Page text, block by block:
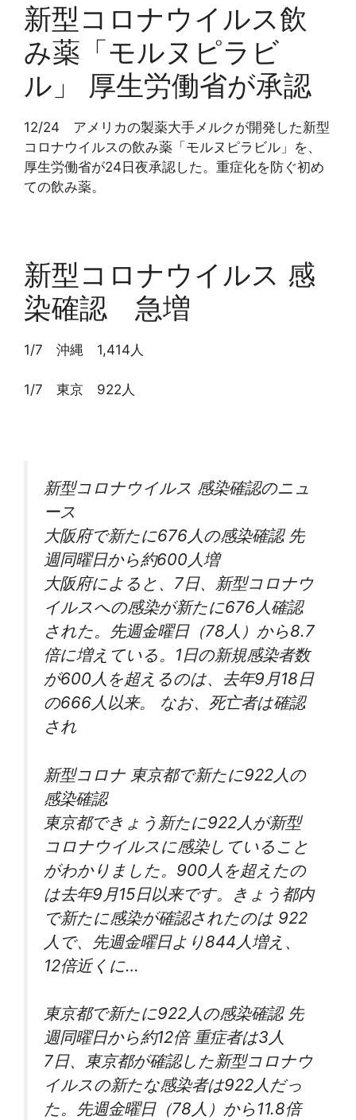
新型コロナウイルス飲
み薬「モルヌピラビ
ル」 厚生労働省が承認
12/24 アメリカの製薬大手メルクが開発した新型
コロナウイルスの飲み薬「モルヌピラビル」を、
厚生労働省が24日夜承認した。重症化を防ぐ初め
ての飲み薬。
新型コロナウイルス 感
染確認 急増
1/7 沖縄 1,414人
1/7 東京 922人
新型コロナウイルス 感染確認のニュ
ース
大阪府で新たに676人の感染確認 先
週同曜日から約600人増
大阪府によると、7日、新型コロナウ
イルスへの感染が新たに676人確認
された。先週金曜日（78人）から8.7
倍に増えている。1日の新規感染者数
が600人を超えるのは、去年9月18日
の666人以来。 なお、死亡者は確認
され
新型コロナ 東京都で新たに922人の
感染確認
東京都できょう新たに922人が新型
コロナウイルスに感染していること
がわかりました。900人を超えたの
は去年9月15日以来です。きょう都内
で新たに感染が確認されたのは 922
人で、先週金曜日より844人増え、
12倍近くに…
東京都で新たに922人の感染確認 先
週同曜日から約12倍 重症者は3人
7日、東京都が確認した新型コロナウ
イルスの新たな感染者は922人だっ
た。先週金曜日（78人）から11.8倍